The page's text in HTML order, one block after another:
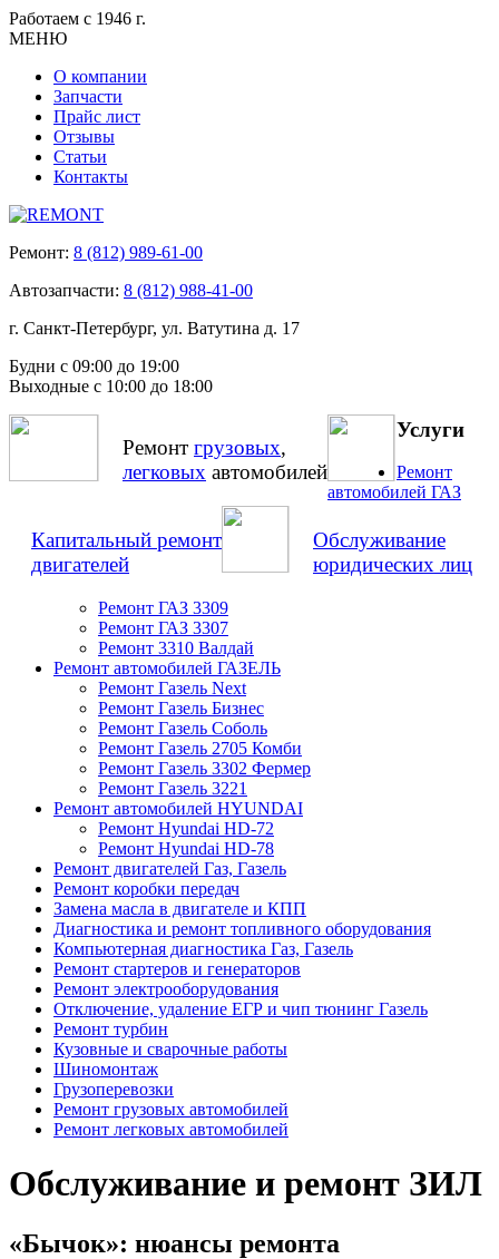
Работаем с 1946 г.
МЕНЮ
О компании
Запчасти
Прайс лист
Отзывы
Статьи
Контакты
Ремонт: 8 (812) 989-61-00
Автозапчасти: 8 (812) 988-41-00
г. Санкт-Петербург, ул. Ватутина д. 17
Будни с 09:00 до 19:00
Выходные с 10:00 до 18:00
Ремонт грузовых,
легковых автомобилей
Капитальный ремонт
двигателей
Обслуживание
юридических лиц
Услуги
Ремонт
автомобилей ГАЗ
Ремонт ГАЗ 3309
Ремонт ГАЗ 3307
Ремонт 3310 Валдай
Ремонт автомобилей ГАЗЕЛЬ
Ремонт Газель Next
Ремонт Газель Бизнес
Ремонт Газель Соболь
Ремонт Газель 2705 Комби
Ремонт Газель 3302 Фермер
Ремонт Газель 3221
Ремонт автомобилей HYUNDAI
Ремонт Hyundai HD-72
Ремонт Hyundai HD-78
Ремонт двигателей Газ, Газель
Ремонт коробки передач
Замена масла в двигателе и КПП
Диагностика и ремонт топливного оборудования
Компьютерная диагностика Газ, Газель
Ремонт стартеров и генераторов
Ремонт электрооборудования
Отключение, удаление ЕГР и чип тюнинг Газель
Ремонт турбин
Кузовные и сварочные работы
Шиномонтаж
Грузоперевозки
Ремонт грузовых автомобилей
Ремонт легковых автомобилей
Обслуживание и ремонт ЗИЛ
«Бычок»: нюансы ремонта